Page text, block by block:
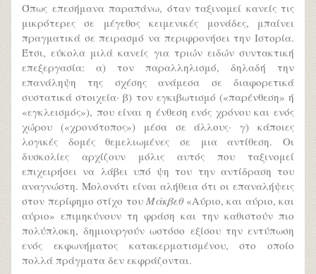
Όπως επεσήμανα παραπάνω, όταν ταξινομεί κανείς τις
μικρότερες σε μέγεθος κειμενικές μονάδες, μπαίνει
πραγματικά σε πειρασμό να περιφρονήσει την Ιστορία.
Έτσι, εύκολα μιλά κανείς για τριών ειδών συντακτική
επεξεργασία: α) τον παραλληλισμό, δηλαδή την
επανάληψη της σχέσης ανάμεσα σε διαφορετικά
συστατικά στοιχεία· β) τον εγκιβωτισμό («παρένθεση» ή
«εγκλεισμός»), που είναι η ένθεση ενός χρόνου και ενός
χώρου («χρονότοπος») μέσα σε άλλους· γ) κάποιες
λογικές δομές θεμελιωμένες σε μια αντίθεση. Οι
δυσκολίες αρχίζουν μόλις αυτός που ταξινομεί
επιχειρήσει να λάβει υπό ψη του την αντίδραση του
αναγνώστη. Μολονότι είναι αλήθεια ότι οι επαναλήψεις
στον περίφημο στίχο του Μάκβεθ«Αύριο, και αύριο, και
αύριο» επιμηκύνουν τη φράση και την καθιστούν πιο
πολύπλοκη, δημιουργούν ωστόσο εξίσου την εντύπωση
ενός εκφωνήματος κατακερματισμένου, στο οποίο
πολλά πράγματα δεν εκφράζονται.